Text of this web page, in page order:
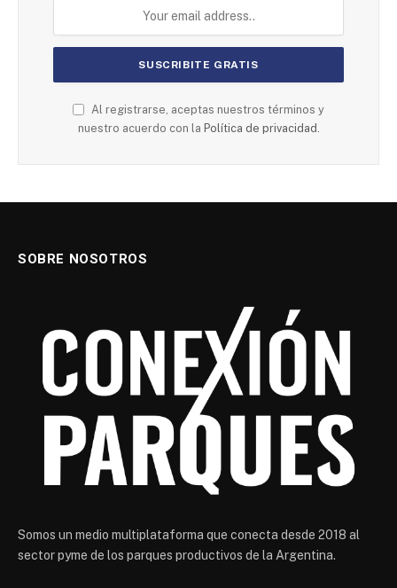
Al registrarse, aceptas nuestros términos y
nuestro acuerdo con la Política de privacidad.
SOBRE NOSOTROS
Somos un medio multiplataforma que conecta desde 2018 al
sector pyme de los parques productivos de la Argentina.